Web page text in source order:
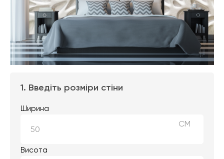
1. Введіть розміри стіни
Ширина
СМ
Висота